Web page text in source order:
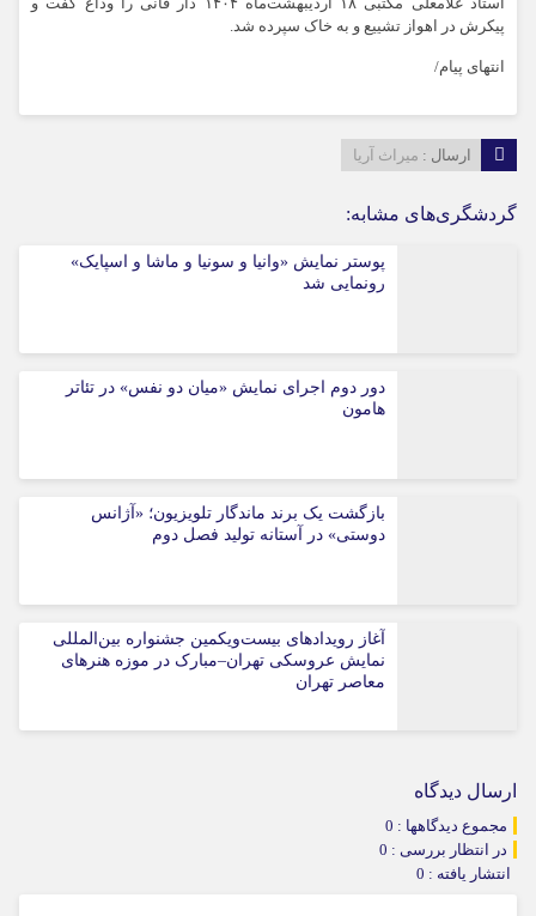
استاد غلامعلی مکتبی ۱۸ اردیبهشت‌ماه ۱۴۰۴ دار فانی را وداع گفت و
پیکرش در اهواز تشییع و به خاک سپرده شد.
انتهای پیام/
ارسال : میراث آریا
گردشگری‌های مشابه:
پوستر نمایش «وانیا و سونیا و ماشا و اسپایک»
رونمایی شد
دور دوم اجرای نمایش «میان دو نفس» در تئاتر
هامون
بازگشت یک برند ماندگار تلویزیون؛ «آژانس
دوستی» در آستانه تولید فصل دوم
آغاز رویدادهای بیست‌ویکمین جشنواره بین‌المللی
نمایش عروسکی تهران–مبارک در موزه هنرهای
معاصر تهران
ارسال دیدگاه
مجموع دیدگاهها : 0
در انتظار بررسی : 0
انتشار یافته : 0